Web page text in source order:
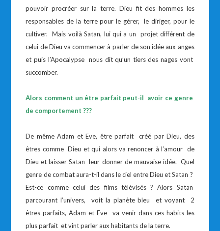
pouvoir procréer sur la terre. Dieu fit des hommes les
responsables de la terre pour le gérer, le diriger, pour le
cultiver. Mais voilà Satan, lui qui a un projet différent de
celui de Dieu va commencer à parler de son idée aux anges
et puis l’Apocalypse nous dit qu’un tiers des nages vont
succomber.
Alors comment un être parfait peut-il avoir ce genre
de comportement ???
De même Adam et Eve, être parfait créé par Dieu, des
êtres comme Dieu et qui alors va renoncer à l’amour de
Dieu et laisser Satan leur donner de mauvaise idée. Quel
genre de combat aura-t-il dans le ciel entre Dieu et Satan ?
Est-ce comme celui des films télévisés ? Alors Satan
parcourant l’univers, voit la planète bleu et voyant 2
êtres parfaits, Adam et Eve va venir dans ces habits les
plus parfait et vint parler aux habitants de la terre.